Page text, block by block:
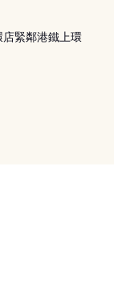
緊鄰港鐵上環